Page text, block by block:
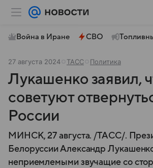
Война в Иране СВО
27 августа 2024 ТАСС Политика
Лукашенко заявил,
советуют
России
МИНСК, 27 августа. /ТАСС/.
Белоруссии Александр
неприемлемыми звучащие со